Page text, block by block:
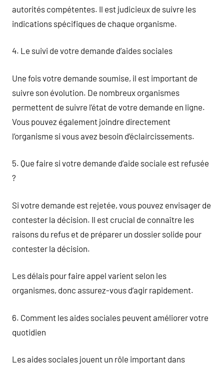
autorités compétentes. Il est judicieux de suivre les
indications spécifiques de chaque organisme.
4. Le suivi de votre demande d’aides sociales
Une fois votre demande soumise, il est important de
suivre son évolution. De nombreux organismes
permettent de suivre l’état de votre demande en ligne.
Vous pouvez également joindre directement
l’organisme si vous avez besoin d’éclaircissements.
5. Que faire si votre demande d’aide sociale est refusée
?
Si votre demande est rejetée, vous pouvez envisager de
contester la décision. Il est crucial de connaître les
raisons du refus et de préparer un dossier solide pour
contester la décision.
Les délais pour faire appel varient selon les
organismes, donc assurez-vous d’agir rapidement.
6. Comment les aides sociales peuvent améliorer votre
quotidien
Les aides sociales jouent un rôle important dans